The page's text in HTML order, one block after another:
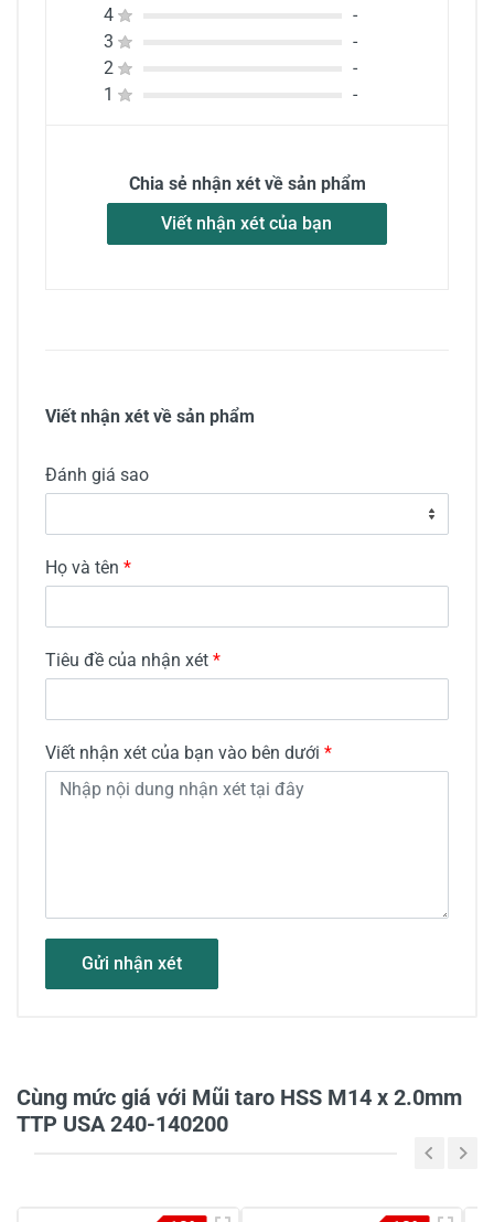
4
-
3
-
2
-
1
-
Chia sẻ nhận xét về sản phẩm
Viết nhận xét của bạn
Viết nhận xét về sản phẩm
Đánh giá sao
Họ và tên *
Tiêu đề của nhận xét *
Viết nhận xét của bạn vào bên dưới *
Gửi nhận xét
Cùng mức giá với Mũi taro HSS M14 x 2.0mm
TTP USA 240-140200